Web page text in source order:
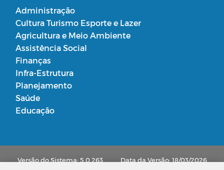
Administração
Cultura Turismo Esporte e Lazer
Agricultura e Meio Ambiente
Assistência Social
Finanças
Infra-Estrutura
Planejamento
Saúde
Educação
Versão do Sistema: 5.0.263 Data da Versão: 18/03/2026